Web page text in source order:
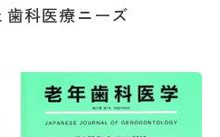
科医療ニーズ